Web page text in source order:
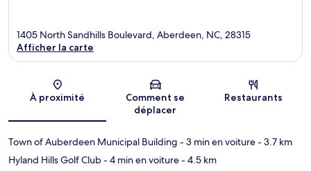
Carte
1405 North Sandhills Boulevard, Aberdeen, NC, 28315
Afficher la carte
À proximité
Comment se
déplacer
Restaurants
Town of Auberdeen Municipal Building - 3 min en voiture- 3.7 km
Hyland Hills Golf Club- 4 min en voiture- 4.5 km